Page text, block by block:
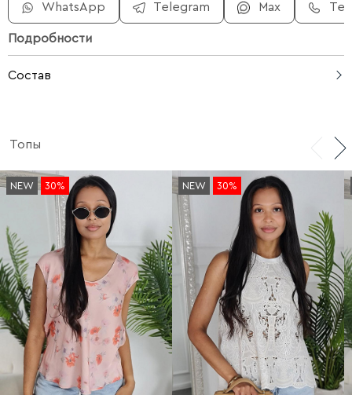
WhatsApp Telegram Max
Подробности
Состав
Топы
NEW 30% NEW 30%